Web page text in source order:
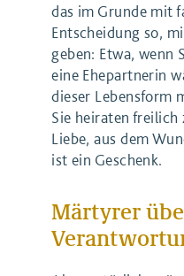
das im Grunde mit
Entscheidung so,
geben: Etwa, wenn
eine Ehepartnerin
dieser Lebensform
Sie heiraten freilich
Liebe, aus dem
ist ein Geschenk.
Märtyrer